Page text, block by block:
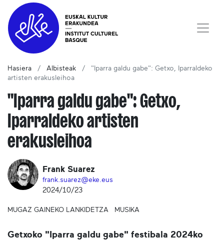
Hasiera Albisteak
"Iparra galdu gabe": Getxo, Iparraldeko
artisten erakusleihoa
"Iparra galdu gabe": Getxo,
Iparraldeko artisten
erakusleihoa
Frank Suarez
frank.suarez@eke.eus
2024/10/23
MUGAZ GAINEKO LANKIDETZA MUSIKA
Getxoko "Iparra galdu gabe" festibala 2024ko